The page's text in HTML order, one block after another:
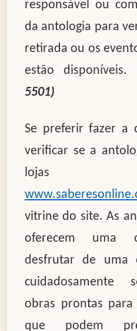
responsável ou
da antologia para
retirada ou os
estão disponíveis.
5501)
Se preferir fazer a
verificar se a
lojas
vitrine do site. As
oferecem uma
desfrutar de uma
cuidadosamente
obras prontas para
que podem